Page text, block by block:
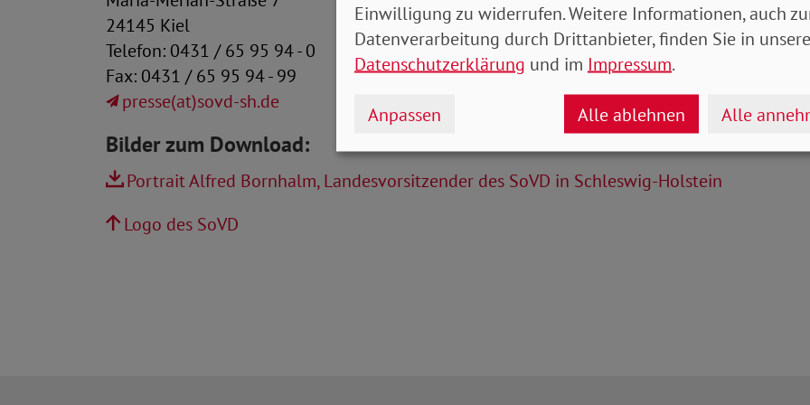
24145 Kiel
Telefon: 0431 / 65 95 94 - 0
Fax: 0431 / 65 95 94 - 99
presse(at)sovd-sh.de
Bilder zum Download:
Portrait Alfred Bornhalm, Landesvorsitzender des SoVD in Schleswig-Holstein
Logo des SoVD
Einwilligung zu widerrufen. Weitere Informationen, auch
Datenverarbeitung durch Drittanbieter, finden Sie in
Datenschutzerklärung und im Impressum.
Anpassen Alle ablehnen Alle